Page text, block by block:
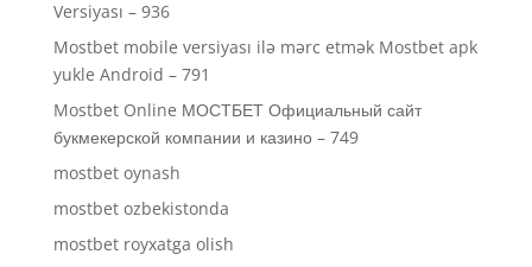
Versiyası – 936
Mostbet mobile versiyası ilə mərc etmək Mostbet apk
yukle Android – 791
Mostbet Online МОСТБЕТ Официальный сайт
букмекерской компании и казино – 749
mostbet oynash
mostbet ozbekistonda
mostbet royxatga olish